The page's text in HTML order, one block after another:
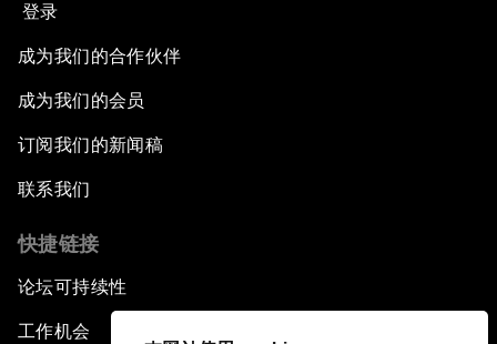
登录
成为我们的合作伙伴
成为我们的会员
订阅我们的新闻稿
联系我们
快捷链接
论坛可持续性
工作机会